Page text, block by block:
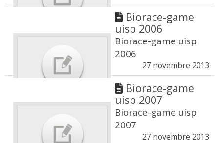
Biorace-game
uisp 2006
Biorace-game uisp
2006
27 novembre 2013
Biorace-game
uisp 2007
Biorace-game uisp
2007
27 novembre 2013